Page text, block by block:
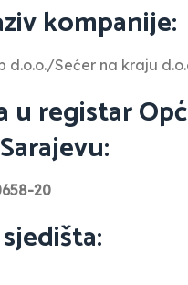
kompanije:
d.o.o./Sećer na kraju
u registar
20